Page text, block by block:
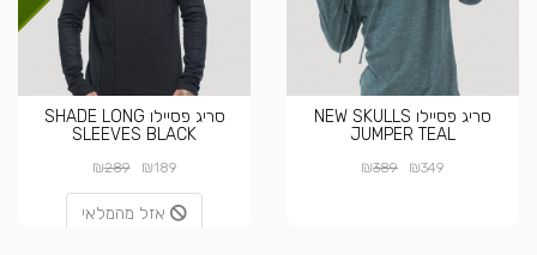
סריג פסיילו NEW SKULLS
JUMPER TEAL
₪349
₪389
סריג פסיילו SHADE LONG
SLEEVES BLACK
₪189
₪289
אזל מהמלאי